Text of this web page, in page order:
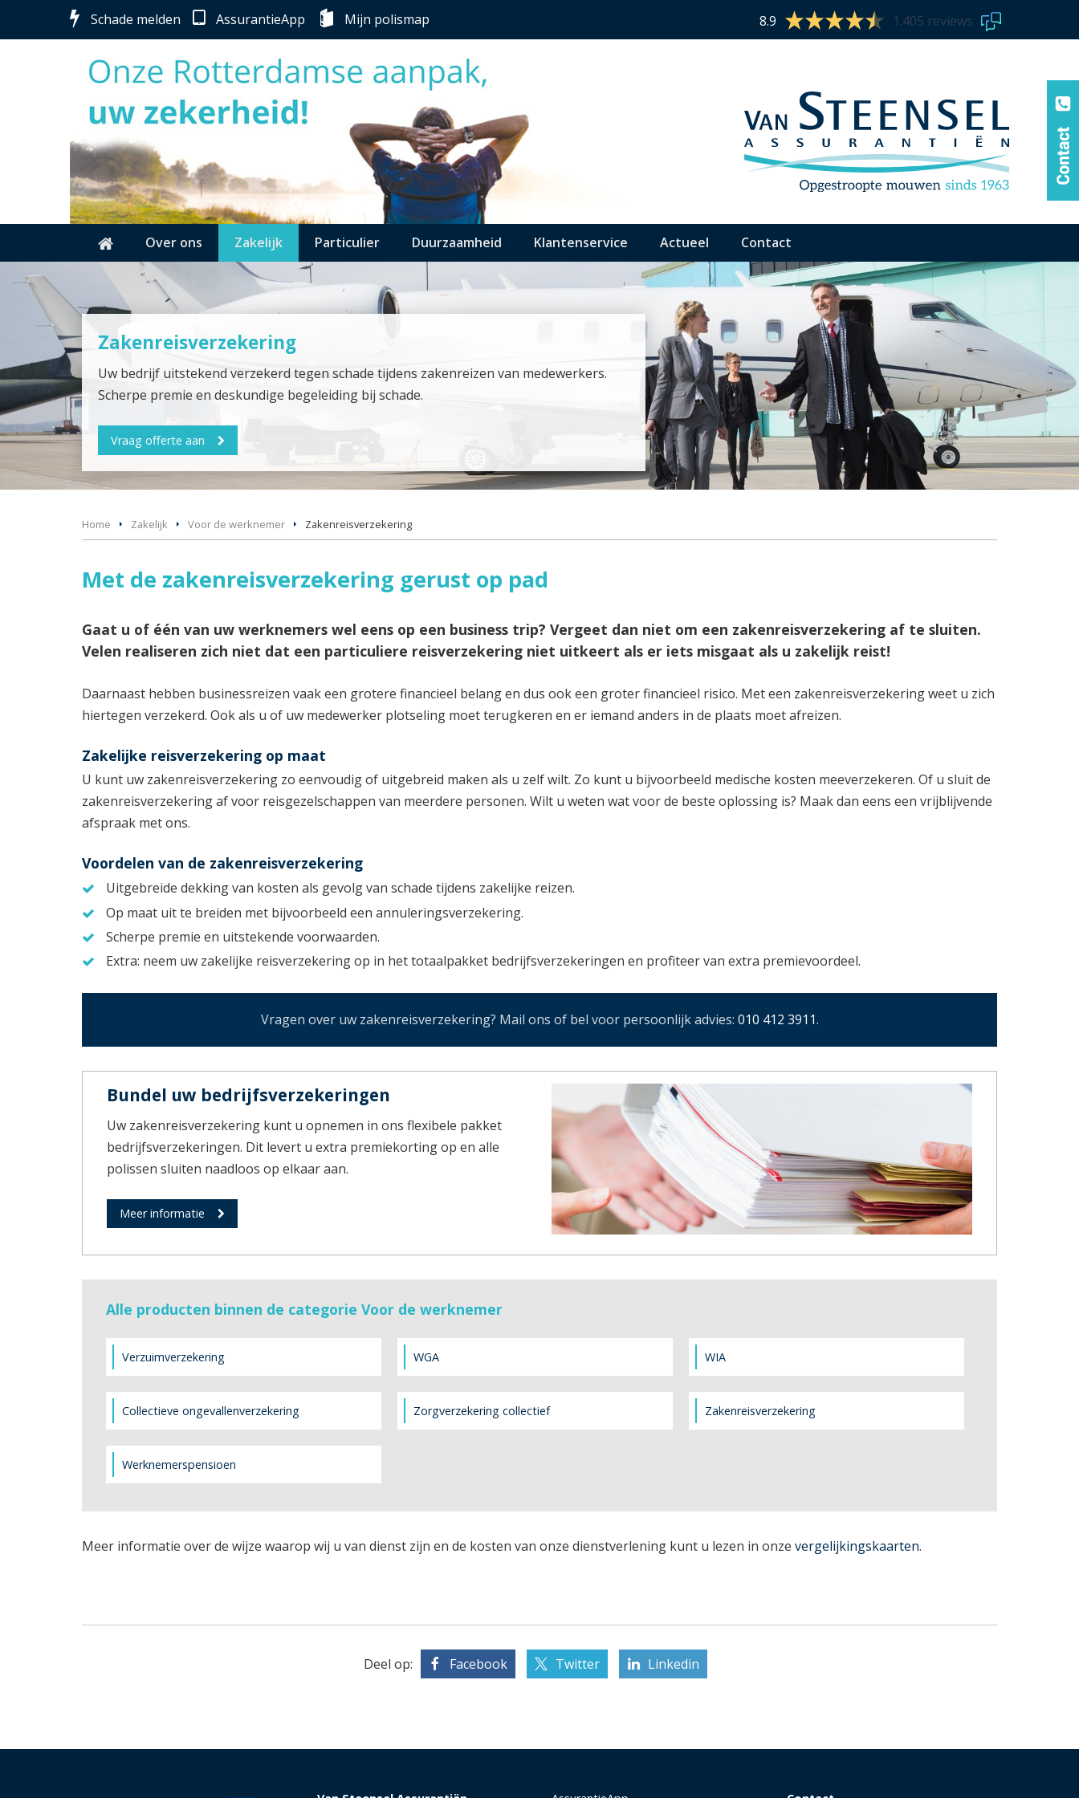
8.9 1.405 reviews
Schade melden AssurantieApp Mijn polismap
Over ons Zakelijk Particulier Duurzaamheid Klantenservice Actueel Contact
Zakenreisverzekering
Uw bedrijf uitstekend verzekerd tegen schade tijdens zakenreizen van medewerkers.
Scherpe premie en deskundige begeleiding bij schade.
Vraag offerte aan
Home Zakelijk Voor de werknemer Zakenreisverzekering
Met de zakenreisverzekering gerust op pad
Gaat u of één van uw werknemers wel eens op een business trip? Vergeet dan niet om een zakenreisverzekering af te sluiten.
Velen realiseren zich niet dat een particuliere reisverzekering niet uitkeert als er iets misgaat als u zakelijk reist!
Daarnaast hebben businessreizen vaak een grotere financieel belang en dus ook een groter financieel risico. Met een zakenreisverzekering weet u zich
hiertegen verzekerd. Ook als u of uw medewerker plotseling moet terugkeren en er iemand anders in de plaats moet afreizen.
Zakelijke reisverzekering op maat
U kunt uw zakenreisverzekering zo eenvoudig of uitgebreid maken als u zelf wilt. Zo kunt u bijvoorbeeld medische kosten meeverzekeren. Of u sluit de
zakenreisverzekering af voor reisgezelschappen van meerdere personen. Wilt u weten wat voor de beste oplossing is? Maak dan eens een vrijblijvende
afspraak met ons.
Voordelen van de zakenreisverzekering
Uitgebreide dekking van kosten als gevolg van schade tijdens zakelijke reizen.
Op maat uit te breiden met bijvoorbeeld een annuleringsverzekering.
Scherpe premie en uitstekende voorwaarden.
Extra: neem uw zakelijke reisverzekering op in het totaalpakket bedrijfsverzekeringen en profiteer van extra premievoordeel.
Vragen over uw zakenreisverzekering? Mail ons of bel voor persoonlijk advies: 010 412 3911.
Bundel uw bedrijfsverzekeringen
Uw zakenreisverzekering kunt u opnemen in ons flexibele pakket
bedrijfsverzekeringen. Dit levert u extra premiekorting op en alle
polissen sluiten naadloos op elkaar aan.
Meer informatie
Alle producten binnen de categorie Voor de werknemer
Verzuimverzekering WGA WIA
Collectieve ongevallenverzekering Zorgverzekering collectief Zakenreisverzekering
Werknemerspensioen
Meer informatie over de wijze waarop wij u van dienst zijn en de kosten van onze dienstverlening kunt u lezen in onze vergelijkingskaarten.
Deel op: Facebook Twitter Linkedin